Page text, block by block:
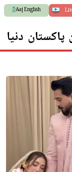
Aaj English
پاکستان دنیا